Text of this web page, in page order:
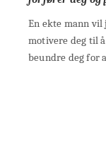
En ekte mann vil
motivere deg til
beundre deg for